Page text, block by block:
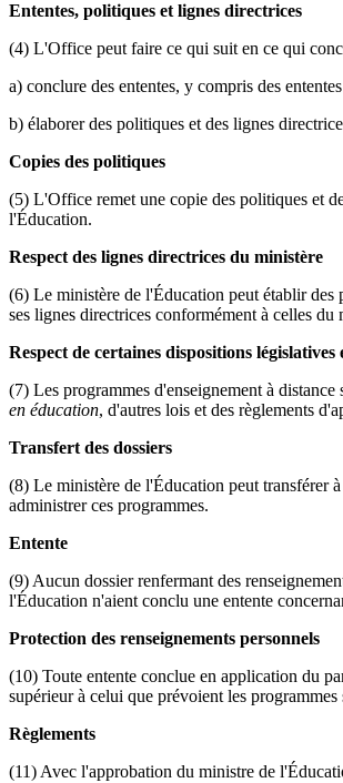
Ententes, politiques et lignes directrices
(4) L'Office peut faire ce qui suit en ce qui
a) conclure des ententes, y compris des
b) élaborer des politiques et des lignes
Copies des politiques
(5) L'Office remet une copie des politiques et
l'Éducation.
Respect des lignes directrices du ministère
(6) Le ministère de l'Éducation peut établir des
ses lignes directrices conformément à celles du
Respect de certaines dispositions législatives
(7) Les programmes d'enseignement à
en éducation, d'autres lois et des règlements
Transfert des dossiers
(8) Le ministère de l'Éducation peut transférer
administrer ces programmes.
Entente
(9) Aucun dossier renfermant des
l'Éducation n'aient conclu une entente
Protection des renseignements personnels
(10) Toute entente conclue en application du
supérieur à celui que prévoient les
Règlements
(11) Avec l'approbation du ministre de